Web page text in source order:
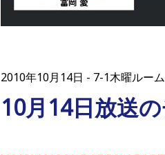
2010年10月14日 7-1木曜ルー
10月14日放送